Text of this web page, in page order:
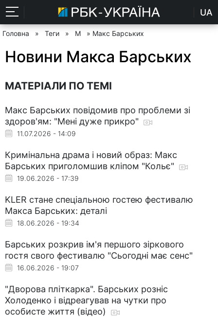
UA
Головна » Теги » М » Макс Барських
Новини Макса Барських
МАТЕРІАЛИ ПО ТЕМІ
Макс Барських повідомив про проблеми зі
здоров'ям: "Мені дуже прикро"
11.07.2026 - 14:09
Кримінальна драма і новий образ: Макс
Барських приголомшив кліпом "Кольє"
19.06.2026 - 17:39
KLER стане спеціальною гостею фестивалю
Макса Барських: деталі
18.06.2026 - 19:34
Барських розкрив ім'я першого зіркового
гостя свого фестивалю "Сьогодні має сенс"
16.06.2026 - 19:07
"Дворова пліткарка". Барських розніс
Холоденко і відреагував на чутки про
особисте життя (відео)